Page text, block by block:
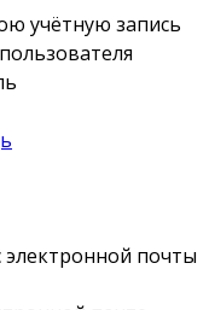
учётную запись
почты